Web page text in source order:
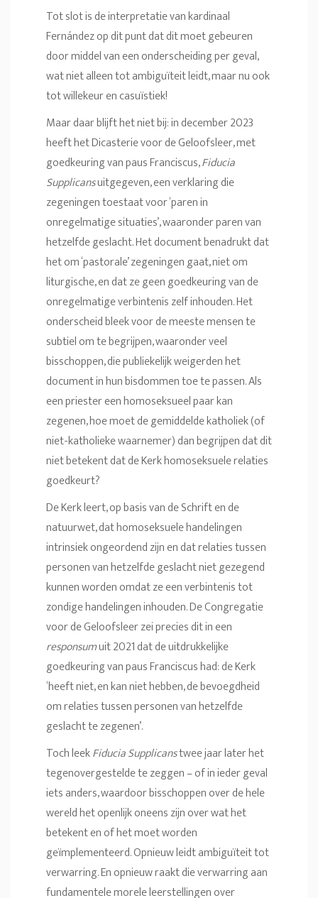
Tot slot is de interpretatie van kardinaal
Fernández op dit punt dat dit moet gebeuren
door middel van een onderscheiding per geval,
wat niet alleen tot ambiguïteit leidt, maar nu ook
tot willekeur en casuïstiek!
Maar daar blijft het niet bij: in december 2023
heeft het Dicasterie voor de Geloofsleer, met
goedkeuring van paus Franciscus,Fiducia
Supplicansuitgegeven, een verklaring die
zegeningen toestaat voor ‘paren in
onregelmatige situaties’, waaronder paren van
hetzelfde geslacht. Het document benadrukt dat
het om ‘pastorale’ zegeningen gaat, niet om
liturgische, en dat ze geen goedkeuring van de
onregelmatige verbintenis zelf inhouden. Het
onderscheid bleek voor de meeste mensen te
subtiel om te begrijpen, waaronder veel
bisschoppen, die publiekelijk weigerden het
document in hun bisdommen toe te passen. Als
een priester een homoseksueel paar kan
zegenen, hoe moet de gemiddelde katholiek (of
niet-katholieke waarnemer) dan begrijpen dat dit
niet betekent dat de Kerk homoseksuele relaties
goedkeurt?
De Kerk leert, op basis van de Schrift en de
natuurwet, dat homoseksuele handelingen
intrinsiek ongeordend zijn en dat relaties tussen
personen van hetzelfde geslacht niet gezegend
kunnen worden omdat ze een verbintenis tot
zondige handelingen inhouden. De Congregatie
voor de Geloofsleer zei precies dit in een
responsumuit 2021 dat de uitdrukkelijke
goedkeuring van paus Franciscus had: de Kerk
‘heeft niet, en kan niet hebben, de bevoegdheid
om relaties tussen personen van hetzelfde
geslacht te zegenen’.
Toch leekFiducia Supplicanstwee jaar later het
tegenovergestelde te zeggen – of in ieder geval
iets anders, waardoor bisschoppen over de hele
wereld het openlijk oneens zijn over wat het
betekent en of het moet worden
geïmplementeerd. Opnieuw leidt ambiguïteit tot
verwarring. En opnieuw raakt die verwarring aan
fundamentele morele leerstellingen over